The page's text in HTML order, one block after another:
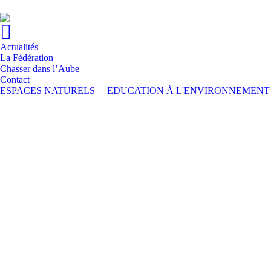
Actualités
La Fédération
Chasser dans l’Aube
Contact
ESPACES NATURELS
EDUCATION À L'ENVIRONNEMENT